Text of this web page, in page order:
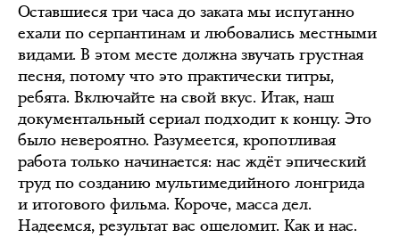
Оставшиеся три часа до заката мы испуганно
ехали по серпантинам и любовались местными
видами. В этом месте должна звучать грустная
песня, потому что это практически титры,
ребята. Включайте на свой вкус. Итак, наш
документальный сериал подходит к концу. Это
было невероятно. Разумеется, кропотливая
работа только начинается: нас ждёт эпический
труд по созданию мультимедийного лонгрида
и итогового фильма. Короче, масса дел.
Надеемся, результат вас ошеломит. Как и нас.